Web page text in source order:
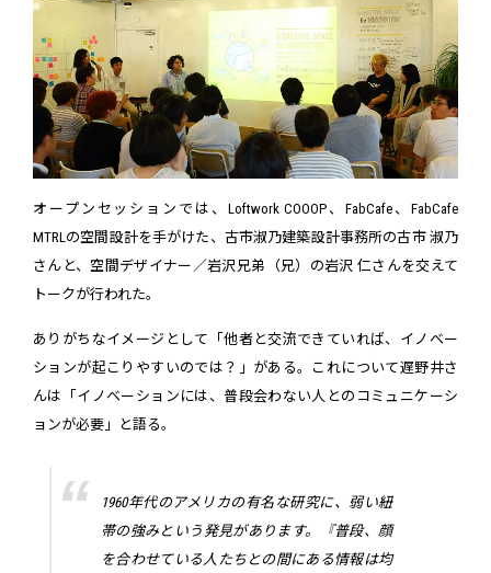
オープンセッションでは、Loftwork COOOP、FabCafe、FabCafe
MTRLの空間設計を手がけた、古市淑乃建築設計事務所の古市 淑乃
さんと、空間デザイナー／岩沢兄弟（兄）の岩沢 仁さんを交えて
トークが行われた。
ありがちなイメージとして「他者と交流できていれば、イノベー
ションが起こりやすいのでは？」がある。これについて遅野井さ
んは「イノベーションには、普段会わない人とのコミュニケーシ
ョンが必要」と語る。
1960年代のアメリカの有名な研究に、弱い紐
帯の強みという発見があります。『普段、顔
を合わせている人たちとの間にある情報は均